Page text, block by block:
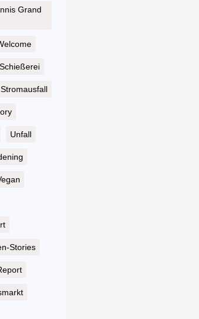
Grand
Schießerei
Stromausfall
Unfall
Stories